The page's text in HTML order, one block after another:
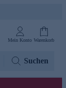
Mein Konto Warenkorb
Suchen